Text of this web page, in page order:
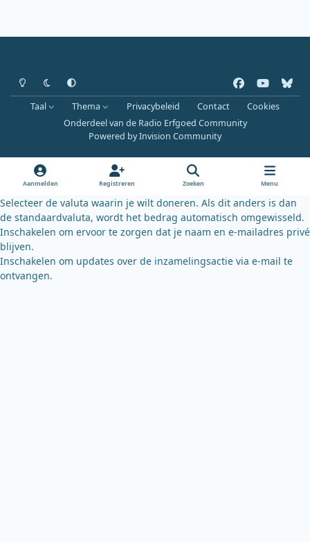
Heldere modus
Donkere modus
Systeemvoorkeur
a
c
e
o
k
o
u
b
b
l
u
k
y
Taal Thema Privacybeleid Contact
Cookies
Onderdeel van de Radio Erfgoed Community
Powered byInvision Community
Aanmelden Registreren Zoeken Menu
Selecteer de valuta waarin je wilt doneren. Als dit anders is dan
de standaardvaluta, wordt het bedrag automatisch omgewisseld.
Inschakelen om ervoor te zorgen dat je naam en e-mailadres privé
blijven.
Inschakelen om updates over de inzamelingsactie via e-mail te
ontvangen.